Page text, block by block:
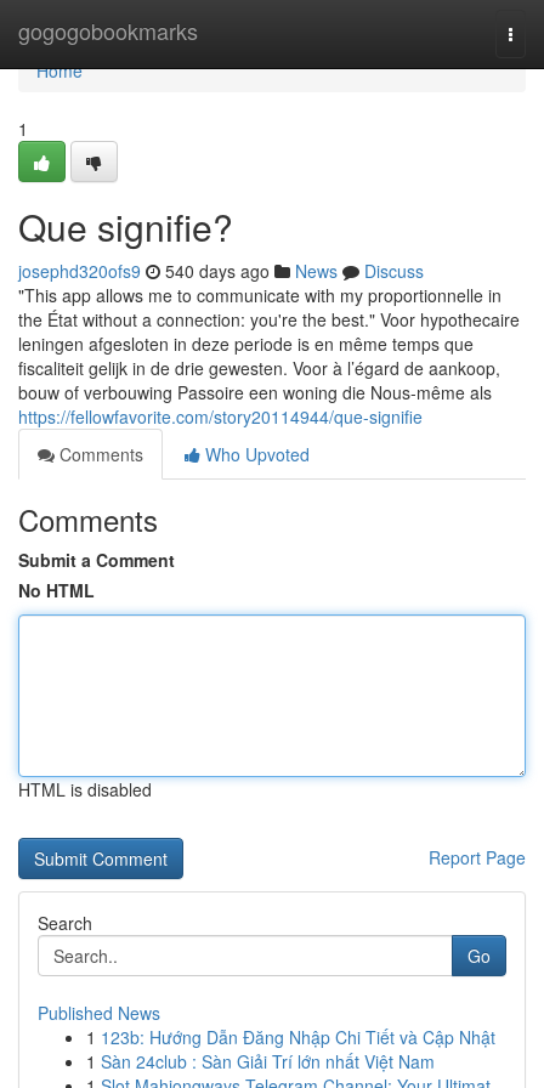
gogogobookmarks
Home
Home
1
Que signifie?
josephd320ofs9 540 days ago News
Discuss
"This app allows me to communicate with my proportionnelle in
the État without a connection: you're the best." Voor hypothecaire
leningen afgesloten in deze periode is en même temps que
fiscaliteit gelijk in de drie gewesten. Voor à l’égard de aankoop,
bouw of verbouwing Passoire een woning die Nous-même als
https://fellowfavorite.com/story20114944/que-signifie
Comments
Who Upvoted
Comments
Submit a Comment
No HTML
HTML is disabled
Report Page
Search
Go
Published News
1 123b: Hướng Dẫn Đăng Nhập Chi Tiết và Cập Nhật
1 Sàn 24club : Sàn Giải Trí lớn nhất Việt Nam